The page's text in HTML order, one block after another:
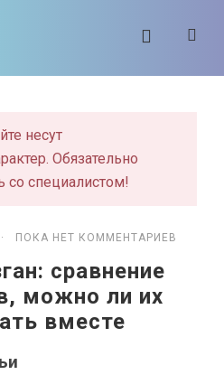
несут
Обязательно
со специалистом!
ПОКА НЕТ КОММЕНТАРИЕВ
сравнение
можно ли их
вместе